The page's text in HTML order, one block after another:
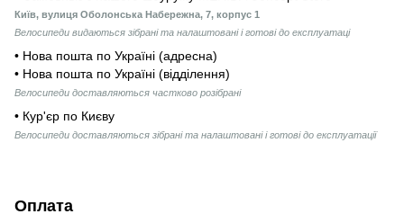
Київ, вулиця Оболонська Набережна, 7, корпус 1
Велосипеди видаються зібрані та налаштовані і готові до експлуатаці
• Нова пошта по Україні (адресна)
• Нова пошта по Україні (відділення)
Велосипеди доставляються частково розібрані
• Кур'єр по Києву
Велосипеди доставляються зібрані та налаштовані і готові до експлуатації
Оплата